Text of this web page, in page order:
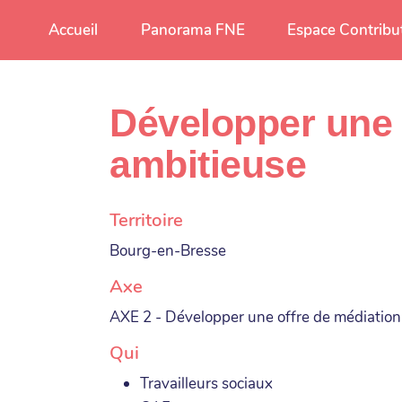
Aller au contenu principal
Accueil Panorama FNE Espace
Développer
ambitieuse
Territoire
Bourg-en-Bresse
Axe
AXE 2 - Développer une offre de
Qui
Travailleurs sociaux